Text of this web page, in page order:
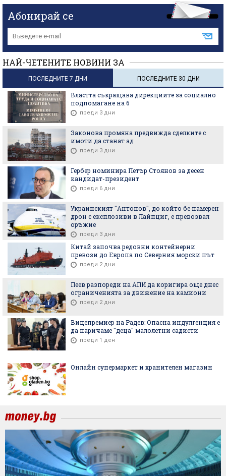
Абонирай се
НАЙ-ЧЕТЕНИТЕ НОВИНИ ЗА
ПОСЛЕДНИТЕ 7 ДНИ ПОСЛЕДНИТЕ 30 ДНИ
Властта съкращава дирекциите за социално
подпомагане на 6
преди 3 дни
Законова промяна предвижда сделките с
имоти да станат ад
преди 3 дни
Гербер номинира Петър Стоянов за десен
кандидат-президент
преди 6 дни
Украинският "Антонов", до който бе намерен
дрон с експлозиви в Лайпциг, е превозвал
оръжие
преди 3 дни
Китай започва редовни контейнерни
превози до Европа по Северния морски път
преди 2 дни
Пеев разпореди на АПИ да коригира още днес
ограниченията за движение на камиони
преди 2 дни
Вицепремиер на Радев: Опасна индулгенция е
да наричаме "деца" малолетни садисти
преди 1 ден
Онлайн супермаркет и хранителен магазин